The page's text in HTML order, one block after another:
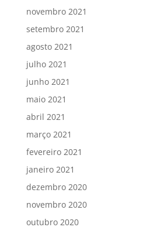
novembro 2021
setembro 2021
agosto 2021
julho 2021
junho 2021
maio 2021
abril 2021
março 2021
fevereiro 2021
janeiro 2021
dezembro 2020
novembro 2020
outubro 2020